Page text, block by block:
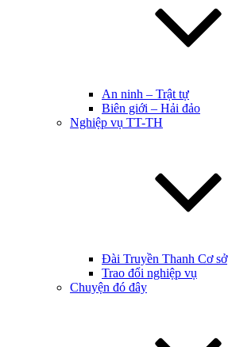
An ninh – Trật tự
Biên giới – Hải đảo
Nghiệp vụ TT-TH
Đài Truyền Thanh Cơ sở
Trao đổi nghiệp vụ
Chuyện đó đây